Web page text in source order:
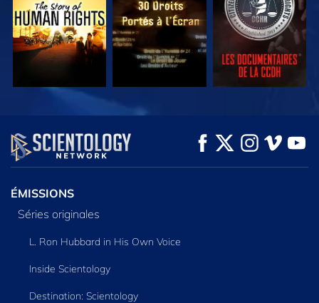
REGARDER REGARDER
DÉCOUVRIR LES
SÉRIES
ÉMISSIONS
Séries originales
L. Ron Hubbard in His Own Voice
Inside Scientology
Destination: Scientology